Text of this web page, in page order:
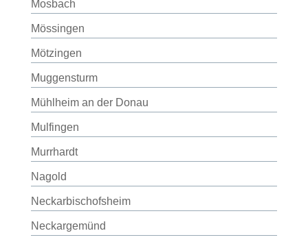
Mosbach
Mössingen
Mötzingen
Muggensturm
Mühlheim an der Donau
Mulfingen
Murrhardt
Nagold
Neckarbischofsheim
Neckargemünd